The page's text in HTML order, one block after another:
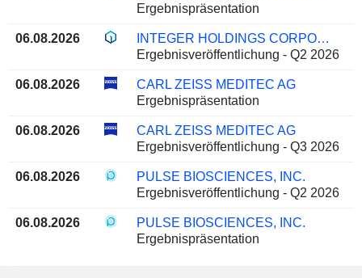
Ergebnispräsentation
06.08.2026
INTEGER HOLDINGS CORPORATION
Ergebnisveröffentlichung - Q2 2026
06.08.2026
CARL ZEISS MEDITEC AG
Ergebnispräsentation
06.08.2026
CARL ZEISS MEDITEC AG
Ergebnisveröffentlichung - Q3 2026
06.08.2026
PULSE BIOSCIENCES, INC.
Ergebnisveröffentlichung - Q2 2026
06.08.2026
PULSE BIOSCIENCES, INC.
Ergebnispräsentation